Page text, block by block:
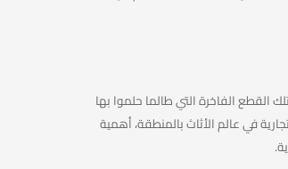
القطع الفاخرة التي طالما حلموا بها
في عالم الأثاث بالمنطقة، أهمية